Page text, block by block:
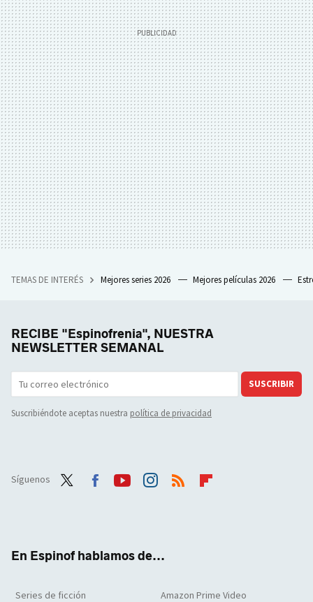
TEMAS DE INTERÉS Mejores series 2026 Mejores películas 2026
RECIBE "Espinofrenia", NUESTRA
NEWSLETTER SEMANAL
SUSCRIBIR
Suscribiéndote aceptas nuestra política de privacidad
Síguenos
En Espinof hablamos de...
Series de ficción Amazon Prime Video